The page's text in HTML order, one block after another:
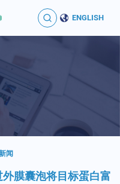
ENGLISH
闻
膜囊泡将目标蛋白富